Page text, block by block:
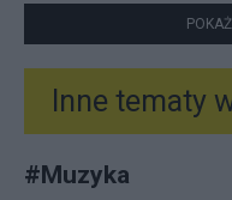
Inne tematy
#Muzyka